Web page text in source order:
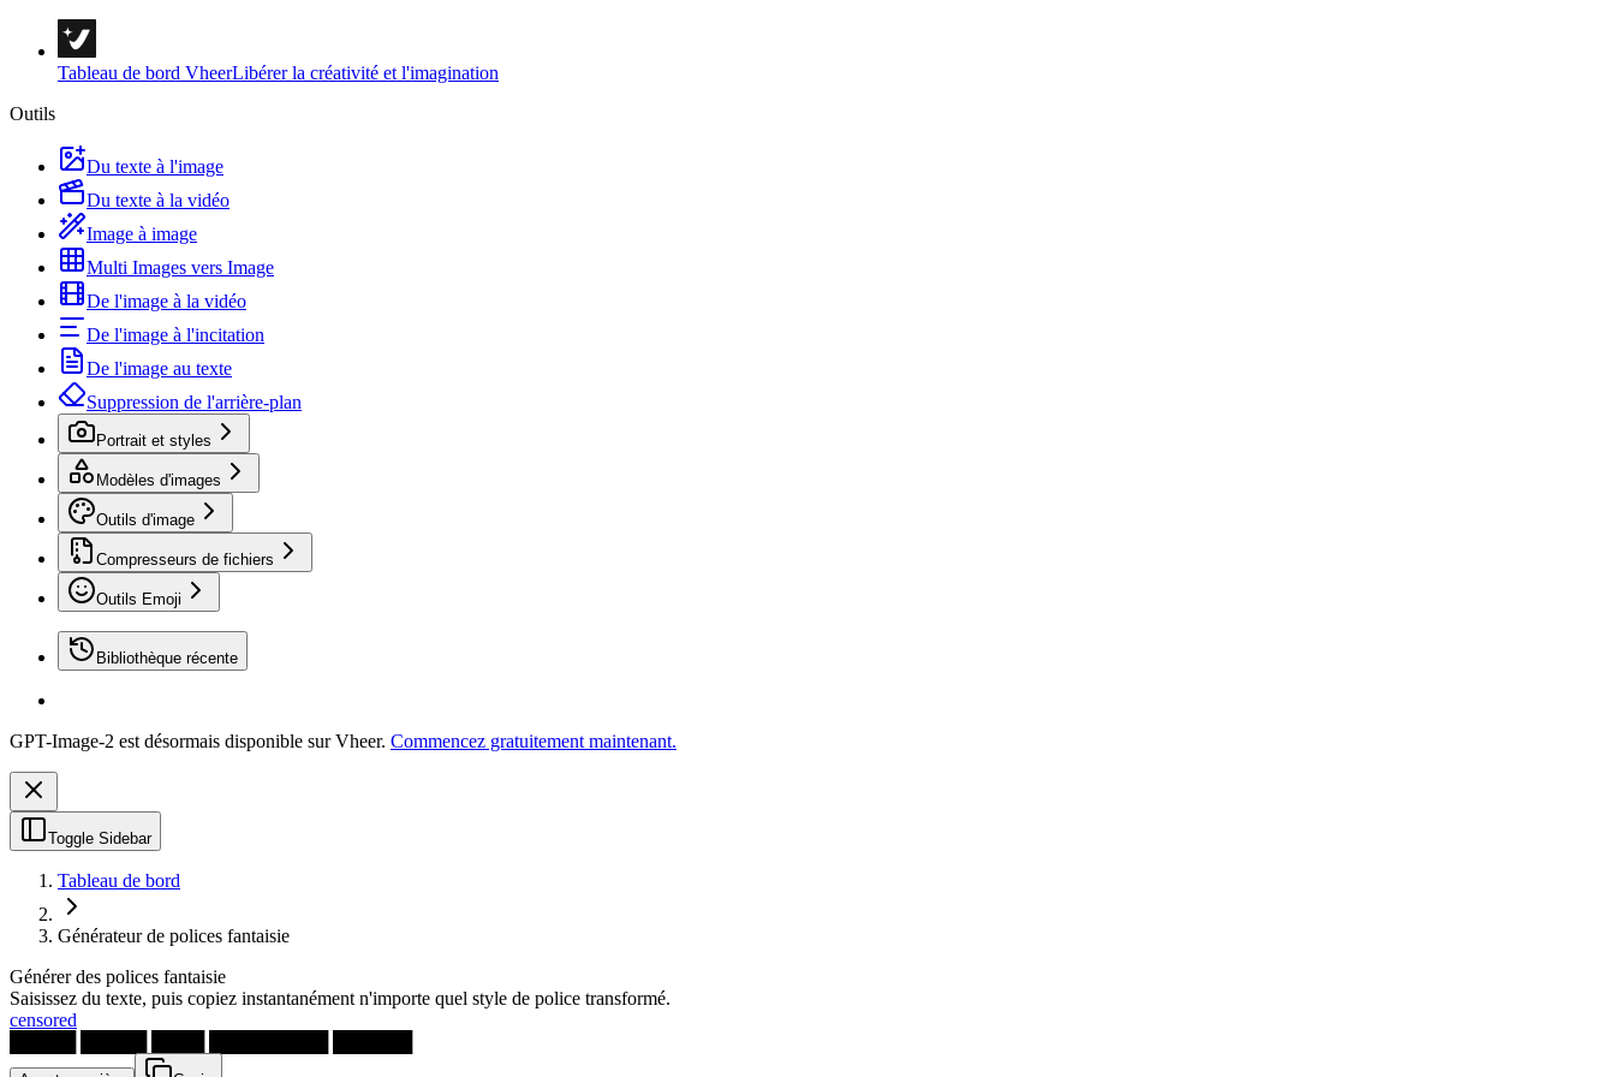
Tableau de bord VheerLibérer la créativité et l'imagination
Outils
Du texte à l'image
Du texte à la vidéo
Image à image
Multi Images vers Image
De l'image à la vidéo
De l'image à l'incitation
De l'image au texte
Suppression de l'arrière-plan
Portrait et styles
Modèles d'images
Outils d'image
Compresseurs de fichiers
Outils Emoji
Bibliothèque récente
GPT-Image-2 est désormais disponible sur Vheer. Commencez gratuitement maintenant.
Toggle Sidebar
Tableau de bord
Générateur de polices fantaisie
Générer des polices fantaisie
Saisissez du texte, puis copiez instantanément n'importe quel style de police transformé.
censored